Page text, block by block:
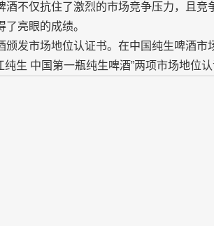
酒不仅抗住了激烈的市场竞争压力，且竞
亮眼的成绩。
发市场地位认证书。在中国纯生啤酒市
生 中国第一瓶纯生啤酒”两项市场地位认